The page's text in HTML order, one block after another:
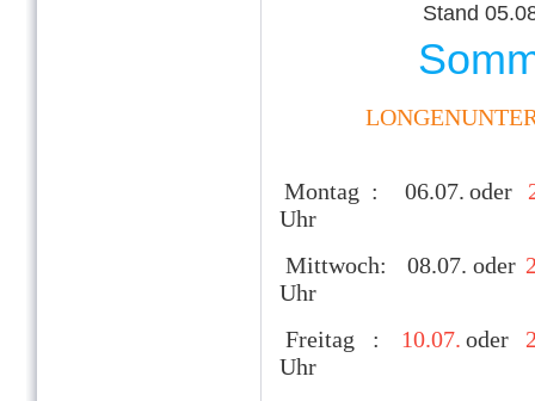
Stand
Montag :
06.07. oder
Uhr
Mittwoch:
08.07. oder
Uhr
Freitag :
10.07. oder
Uhr